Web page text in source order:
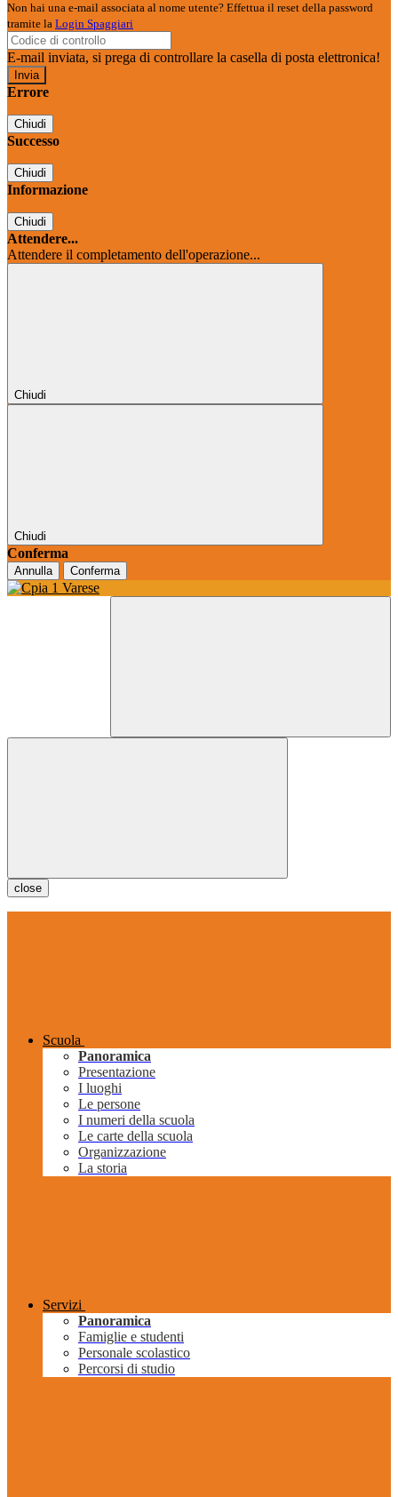
Non hai una e-mail associata al nome utente? Effettua il reset della password
tramite la Login Spaggiari
E-mail inviata, si prega di controllare la casella di posta elettronica!
Errore
Chiudi
Successo
Chiudi
Informazione
Chiudi
Attendere...
Attendere il completamento dell'operazione...
Chiudi
Chiudi
Conferma
Annulla Conferma
close
Scuola
Panoramica
Presentazione
I luoghi
Le persone
I numeri della scuola
Le carte della scuola
Organizzazione
La storia
Servizi
Panoramica
Famiglie e studenti
Personale scolastico
Percorsi di studio